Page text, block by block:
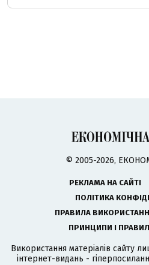
© 2005-2026,
РЕКЛАМА НА САЙТІ
ПОЛІТИКА
ПРАВИЛА
ПРИНЦИПИ І
Використання матеріалів сайту
інтернет-видань -